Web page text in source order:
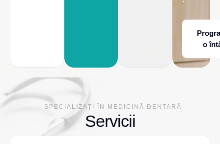
o
SPECIALIZAȚI ÎN MEDICINĂ DENTARĂ
Servicii